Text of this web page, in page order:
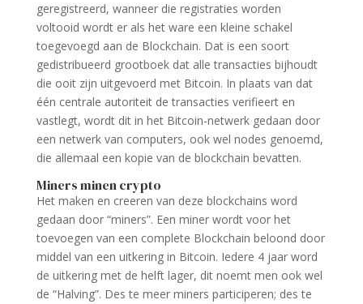
geregistreerd, wanneer die registraties worden
voltooid wordt er als het ware een kleine schakel
toegevoegd aan de Blockchain. Dat is een soort
gedistribueerd grootboek dat alle transacties bijhoudt
die ooit zijn uitgevoerd met Bitcoin. In plaats van dat
één centrale autoriteit de transacties verifieert en
vastlegt, wordt dit in het Bitcoin-netwerk gedaan door
een netwerk van computers, ook wel nodes genoemd,
die allemaal een kopie van de blockchain bevatten.
Miners minen crypto
Het maken en creeren van deze blockchains word
gedaan door “miners”. Een miner wordt voor het
toevoegen van een complete Blockchain beloond door
middel van een uitkering in Bitcoin. Iedere 4 jaar word
de uitkering met de helft lager, dit noemt men ook wel
de “Halving”. Des te meer miners participeren; des te